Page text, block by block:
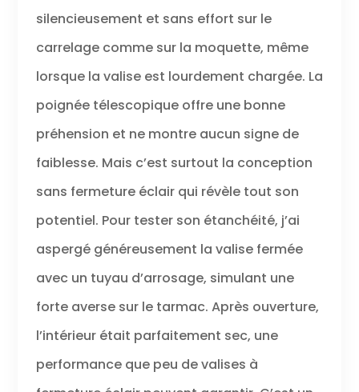
silencieusement et sans effort sur le
carrelage comme sur la moquette, même
lorsque la valise est lourdement chargée. La
poignée télescopique offre une bonne
préhension et ne montre aucun signe de
faiblesse. Mais c’est surtout la conception
sans fermeture éclair qui révèle tout son
potentiel. Pour tester son étanchéité, j’ai
aspergé généreusement la valise fermée
avec un tuyau d’arrosage, simulant une
forte averse sur le tarmac. Après ouverture,
l’intérieur était parfaitement sec, une
performance que peu de valises à